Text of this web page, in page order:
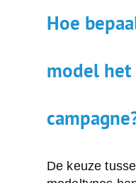
Hoe
model het
De keuze